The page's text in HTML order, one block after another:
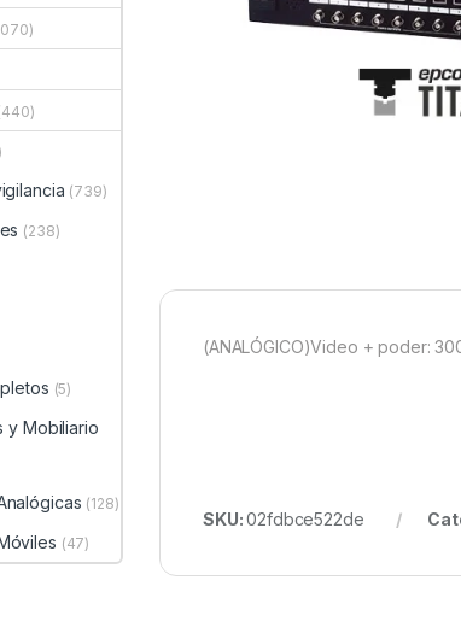
(ANALÓGICO)Video + poder:
SKU:02fdbce522de
(739)
(238)
(5)
y Mobiliario
(128)
(47)